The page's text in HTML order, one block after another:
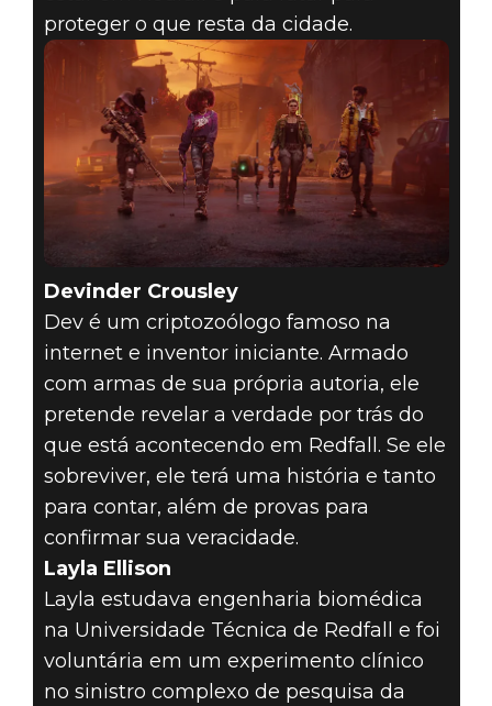
proteger o que resta da cidade.
Devinder Crousley
Dev é um criptozoólogo famoso na
internet e inventor iniciante. Armado
com armas de sua própria autoria, ele
pretende revelar a verdade por trás do
que está acontecendo em Redfall. Se ele
sobreviver, ele terá uma história e tanto
para contar, além de provas para
confirmar sua veracidade.
Layla Ellison
Layla estudava engenharia biomédica
na Universidade Técnica de Redfall e foi
voluntária em um experimento clínico
no sinistro complexo de pesquisa da